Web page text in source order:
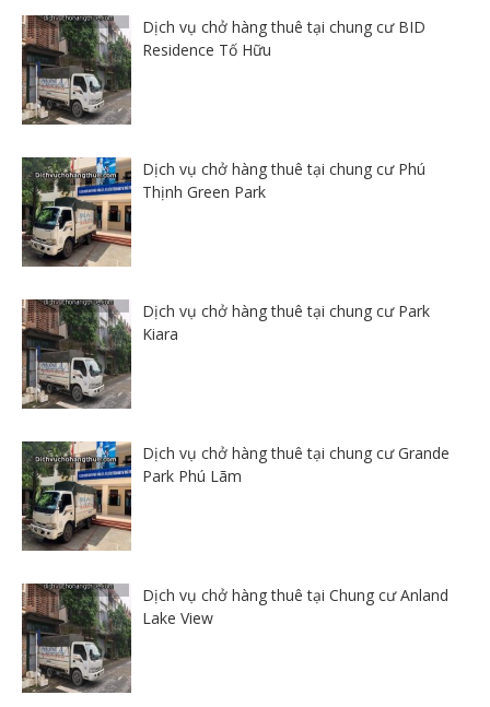
Dịch vụ chở hàng thuê tại chung cư BID
Residence Tố Hữu
Dịch vụ chở hàng thuê tại chung cư Phú
Thịnh Green Park
Dịch vụ chở hàng thuê tại chung cư Park
Kiara
Dịch vụ chở hàng thuê tại chung cư Grande
Park Phú Lãm
Dịch vụ chở hàng thuê tại Chung cư Anland
Lake View